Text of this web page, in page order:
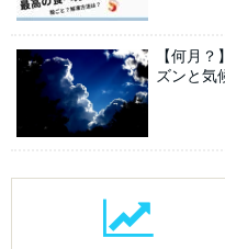
【何月
ズンと気